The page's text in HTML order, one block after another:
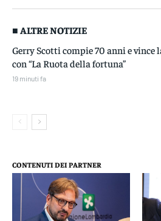
■ ALTRE NOTIZIE
Gerry Scotti compie 70 anni e vince
con “La Ruota della fortuna”
19 minuti fa
CONTENUTI DEI PARTNER